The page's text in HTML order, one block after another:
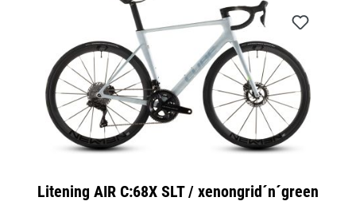
Litening AIR C:68X SLT / xenongrid´n´green